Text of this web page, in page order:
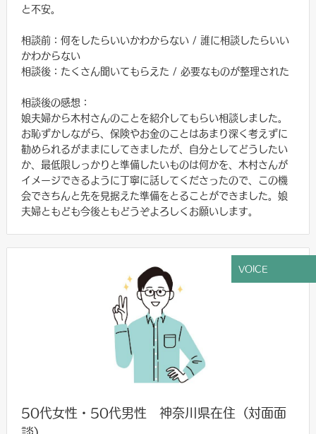
と不安。
相談前：何をしたらいいかわからない / 誰に相談したらいい
かわからない
相談後：たくさん聞いてもらえた / 必要なものが整理された
相談後の感想：
娘夫婦から木村さんのことを紹介してもらい相談しました。
お恥ずかしながら、保険やお金のことはあまり深く考えずに
勧められるがままにしてきましたが、自分としてどうしたい
か、最低限しっかりと準備したいものは何かを、木村さんが
イメージできるように丁寧に話してくださったので、この機
会できちんと先を見据えた準備をとることができました。娘
夫婦ともども今後ともどうぞよろしくお願いします。
50代女性・50代男性 神奈川県在住（対面面
VOICE